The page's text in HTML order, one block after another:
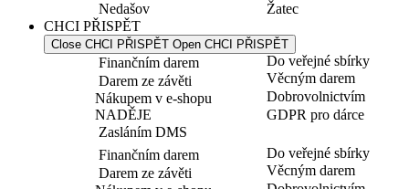
Nedašov
Žatec
CHCI PŘISPĚT
Close CHCI PŘISPĚT Open CHCI PŘISPĚT
Finančním darem
Darem ze závěti
Nákupem v e-shopu
NADĚJE
Zasláním DMS
Do veřejné sbírky
Věcným darem
Dobrovolnictvím
GDPR pro dárce
Finančním darem
Darem ze závěti
Do veřejné sbírky
Věcným darem